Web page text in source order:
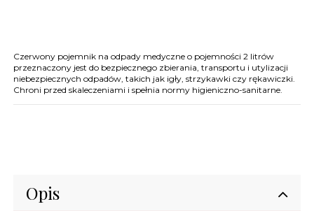
Czerwony pojemnik na odpady medyczne o pojemności 2 litrów
przeznaczony jest do bezpiecznego zbierania, transportu i utylizacji
niebezpiecznych odpadów, takich jak igły, strzykawki czy rękawiczki.
Chroni przed skaleczeniami i spełnia normy higieniczno-sanitarne.
Opis